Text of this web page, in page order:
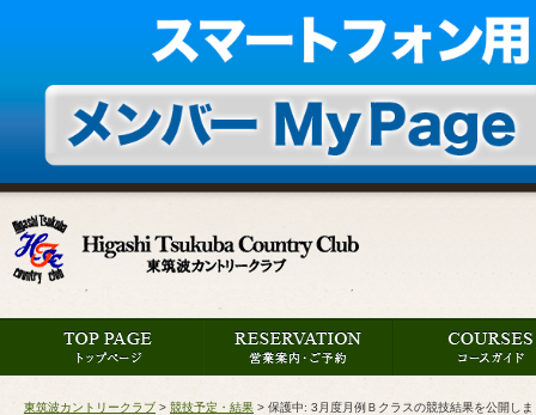
東筑波カントリークラブ > 競技予定・結果 > 保護中: 3月度月例Ｂクラスの競技結果を公開しま